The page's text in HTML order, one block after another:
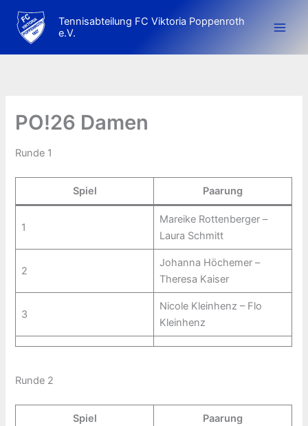
Inhalt
springen
Tennisabteilung FC Viktoria Poppenroth
e.V.
PO!26 Damen
Runde 1
Spiel Paarung
1
Mareike Rottenberger –
Laura Schmitt
2
Johanna Höchemer –
Theresa Kaiser
3
Nicole Kleinhenz – Flo
Kleinhenz
Runde 2
Spiel Paarung